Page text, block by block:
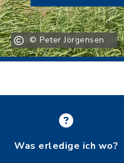
© Peter Jörgensen
Was erledige ich wo?